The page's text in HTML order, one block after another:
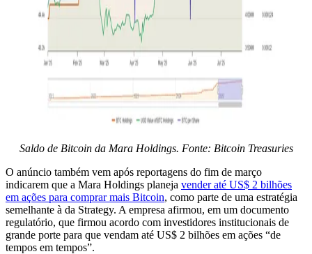
Saldo de Bitcoin da Mara Holdings. Fonte: Bitcoin Treasuries
O anúncio também vem após reportagens do fim de março
indicarem que a Mara Holdings planeja vender até US$ 2 bilhões
em ações para comprar mais Bitcoin, como parte de uma estratégia
semelhante à da Strategy. A empresa afirmou, em um documento
regulatório, que firmou acordo com investidores institucionais de
grande porte para que vendam até US$ 2 bilhões em ações “de
tempos em tempos”.